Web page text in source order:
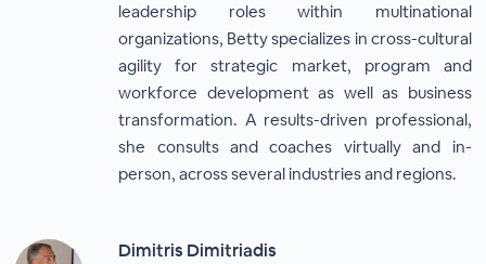
leadership roles within multinational
organizations, Betty specializes in cross-cultural
agility for strategic market, program and
workforce development as well as business
transformation. A results-driven professional,
she consults and coaches virtually and in-
person, across several industries and regions.
Dimitris Dimitriadis